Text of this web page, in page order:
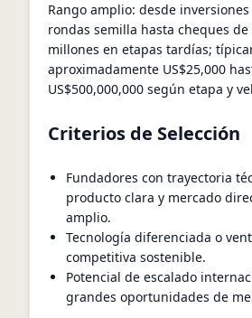
Rango amplio: desde
rondas semilla hasta cheques
millones en etapas tardías;
aproximadamente US$25,000
US$500,000,000 según etapa y
Criterios de Selección
Fundadores con trayectoria
producto clara y mercado
amplio.
Tecnología diferenciada o
competitiva sostenible.
Potencial de escalado
grandes oportunidades de